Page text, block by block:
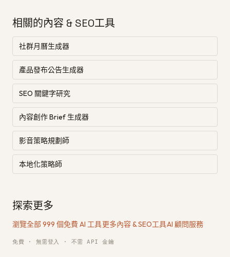
相關的內容 & SEO工具
社群月曆生成器
產品發布公告生成器
SEO 關鍵字研究
內容創作 Brief 生成器
影音策略規劃師
本地化策略師
探索更多
瀏覽全部 999 個免費 AI 工具·更多內容 & SEO工具·AI 顧問服務
免費 · 無需登入 · 不需 API 金鑰